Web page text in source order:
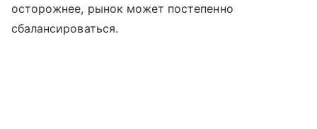
осторожнее, рынок может постепенно
сбалансироваться.